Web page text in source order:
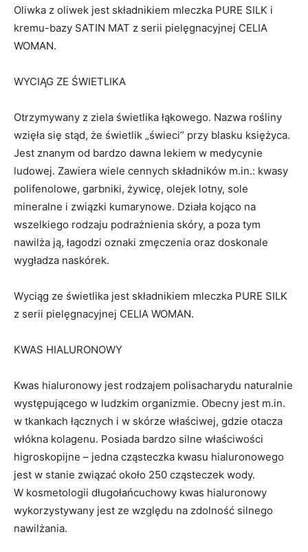
Oliwka z oliwek jest składnikiem mleczka PURE SILK i
kremu-bazy SATIN MAT z serii pielęgnacyjnej CELIA
WOMAN.
WYCIĄG ZE ŚWIETLIKA
Otrzymywany z ziela świetlika łąkowego. Nazwa rośliny
wzięła się stąd, że świetlik „świeci” przy blasku księżyca.
Jest znanym od bardzo dawna lekiem w medycynie
ludowej. Zawiera wiele cennych składników m.in.: kwasy
polifenolowe, garbniki, żywicę, olejek lotny, sole
mineralne i związki kumarynowe. Działa kojąco na
wszelkiego rodzaju podrażnienia skóry, a poza tym
nawilża ją, łagodzi oznaki zmęczenia oraz doskonale
wygładza naskórek.
Wyciąg ze świetlika jest składnikiem mleczka PURE SILK
z serii pielęgnacyjnej CELIA WOMAN.
KWAS HIALURONOWY
Kwas hialuronowy jest rodzajem polisacharydu naturalnie
występującego w ludzkim organizmie. Obecny jest m.in.
w tkankach łącznych i w skórze właściwej, gdzie otacza
włókna kolagenu. Posiada bardzo silne właściwości
higroskopijne – jedna cząsteczka kwasu hialuronowego
jest w stanie związać około 250 cząsteczek wody.
W kosmetologii długołańcuchowy kwas hialuronowy
wykorzystywany jest ze względu na zdolność silnego
nawilżania.